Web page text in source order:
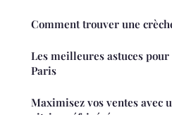
Comment trouver une
Les meilleures astuces
Paris
Maximisez vos ventes avec